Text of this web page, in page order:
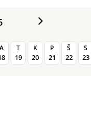
A T
19
K
20
P
21
Š
22
S
23